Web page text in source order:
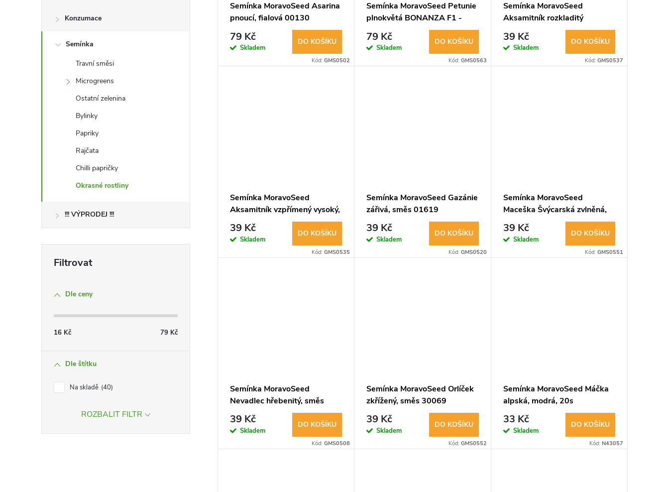
Konzumace
Semínka
Travní směsi
Microgreens
Ostatní zelenina
Bylinky
Papriky
Rajčata
Chilli papričky
Okrasné rostliny
!!! VÝPRODEJ !!!
Dle ceny
16 Kč 79 Kč
Dle štítku
Na skladě 40
ROZBALIT FILTR
u
o
Semínka MoravoSeed Asarina
pnoucí, fialová 00130
79 Kč
Skladem
DO KOŠÍKU
Kód:GMS0502
Semínka MoravoSeed Petunie
plnokvětá BONANZA F1 -
hybrid, směs 41189
79 Kč
Skladem
DO KOŠÍKU
Kód: GMS0563
Semínka MoravoSeed
Aksamitník rozkladitý
jednoduchý, žluto-hnědý
03621
39 Kč
Skladem
DO KOŠÍKU
Kód: GMS0537
Semínka MoravoSeed
Aksamitník vzpřímený vysoký,
směs 03609
39 Kč
Skladem
DO KOŠÍKU
Kód:GMS0535
Semínka MoravoSeed Gazánie
zářivá, směs 01619
39 Kč
Skladem
DO KOŠÍKU
Kód: GMS0520
Semínka MoravoSeed
Maceška Švýcarská zvlněná,
směs 20639
39 Kč
Skladem
DO KOŠÍKU
Kód: GMS0551
Semínka MoravoSeed
Nevadlec hřebenitý, směs
00599
39 Kč
Skladem
DO KOŠÍKU
Kód:GMS0508
Semínka MoravoSeed Orlíček
zkřížený, směs 30069
39 Kč
Skladem
DO KOŠÍKU
Kód: GMS0552
Semínka MoravoSeed Máčka
alpská, modrá, 20s
33 Kč
Skladem
DO KOŠÍKU
Kód: N43057